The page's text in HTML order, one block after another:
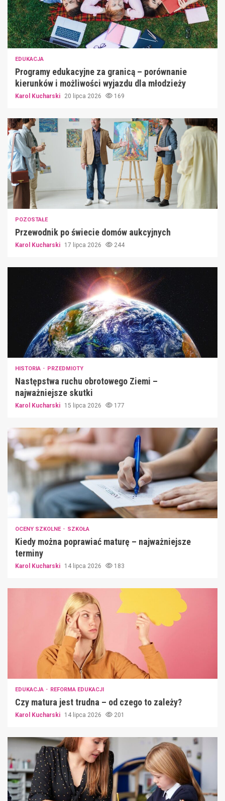
EDUKACJA
Programy edukacyjne za granicą – porównanie
kierunków i możliwości wyjazdu dla młodzieży
Karol Kucharski 20 lipca 2026 169
POZOSTAŁE
Przewodnik po świecie domów aukcyjnych
Karol Kucharski 17 lipca 2026 244
HISTORIA PRZEDMIOTY
Następstwa ruchu obrotowego Ziemi –
najważniejsze skutki
Karol Kucharski 15 lipca 2026 177
OCENY SZKOLNE SZKOŁA
Kiedy można poprawiać maturę – najważniejsze
terminy
Karol Kucharski 14 lipca 2026 183
EDUKACJA REFORMA EDUKACJI
Czy matura jest trudna – od czego to zależy?
Karol Kucharski 14 lipca 2026 201